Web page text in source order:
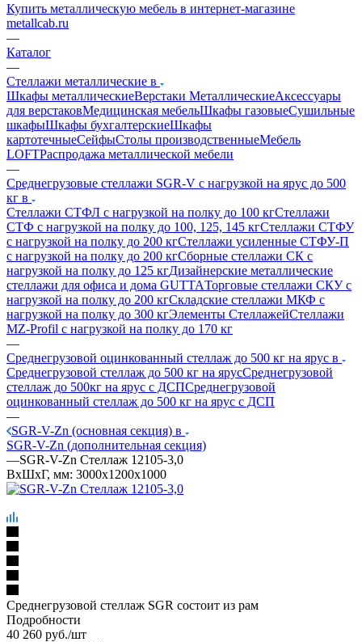
Купить металлическую мебель в интернет-магазине
metallcab.ru
—
Каталог
—
Стеллажи металлические в
Шкафы металлическиеВерстаки МеталлическиеАксессуары
для верстаковМедицинская мебельШкафы газовыеСушильные
шкафыШкафы бухгалтерскиеШкафы
картотечныеСейфыСтолы производственныеМебель
LOFTРаспродажа металлической мебели
—
Среднегрузовые стеллажи SGR-V с нагрузкой на ярус до 500
кг в
Стеллажи СТФЛ с нагрузкой на полку до 100 кгСтеллажи
СТФ с нагрузкой на полку до 100, 125, 145 кгСтеллажи СТФУ
с нагрузкой на полку до 200 кгСтеллажи усиленные СТФУ-П
с нагрузкой на полку до 200 кгСборные стеллажи СК с
нагрузкой на полку до 125 кгДизайнерские металлические
стеллажи для офиса и дома GUTTAТорговые стеллажи СКУ с
нагрузкой на полку до 200 кгСкладские стеллажи МКФ с
нагрузкой на полку до 300 кгЭлементы СтеллажейСтеллажи
MZ-Profil с нагрузкой на полку до 170 кг
—
Среднегрузовой оцинкованный стеллаж до 500 кг на ярус в
Среднегрузовой стеллаж до 500 кг на ярусСреднегрузовой
стеллаж до 500кг на ярус с ДСПСреднегрузовой
оцинкованный стеллаж до 500 кг на ярус с ДСП
—
SGR-V-Zn (основная секция) в
SGR-V-Zn (дополнительная секция)
—SGR-V-Zn Стеллаж 12105-3,0
ВхШхГ, мм: 3000x1200x1000
Среднегрузовой стеллаж SGR состоит из рам
Подробности
40 260 руб./шт